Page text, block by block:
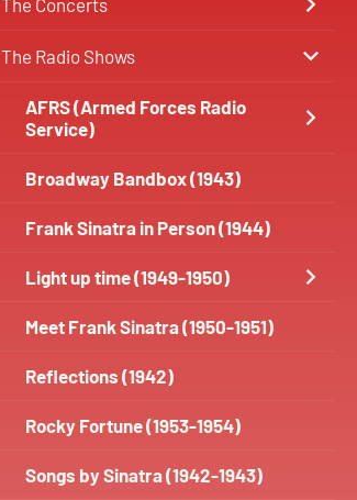
The Concerts
The Radio Shows
AFRS (Armed Forces Radio
Service)
Broadway Bandbox (1943)
Frank Sinatra in Person (1944)
Light up time (1949-1950)
Meet Frank Sinatra (1950-1951)
Reflections (1942)
Rocky Fortune (1953-1954)
Songs by Sinatra (1942-1943)